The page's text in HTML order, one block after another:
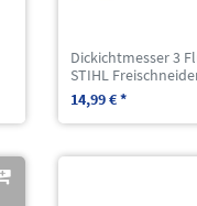
Dickichtmesser 3
STIHL
14,99 € *